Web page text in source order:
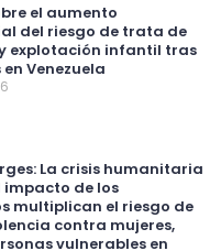
el aumento
del riesgo de trata de
explotación infantil tras
Venezuela
La crisis humanitaria
impacto de los
multiplican el riesgo de
contra mujeres,
vulnerables en